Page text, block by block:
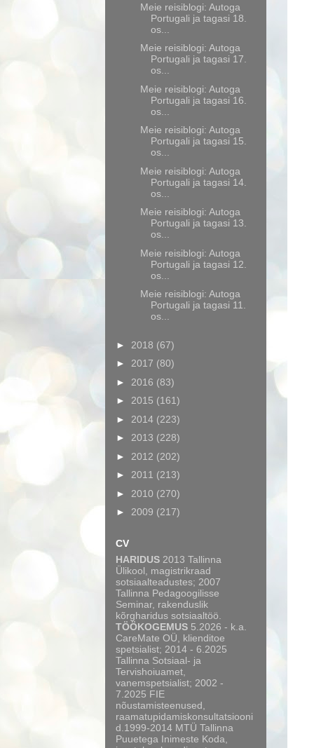
Meie reisiblogi: Autoga
Portugali ja tagasi 18.
os...
Meie reisiblogi: Autoga
Portugali ja tagasi 17.
os...
Meie reisiblogi: Autoga
Portugali ja tagasi 16.
os...
Meie reisiblogi: Autoga
Portugali ja tagasi 15.
os...
Meie reisiblogi: Autoga
Portugali ja tagasi 14.
os...
Meie reisiblogi: Autoga
Portugali ja tagasi 13.
os...
Meie reisiblogi: Autoga
Portugali ja tagasi 12.
os...
Meie reisiblogi: Autoga
Portugali ja tagasi 11.
os...
► 2018 (67)
► 2017 (80)
► 2016 (83)
► 2015 (161)
► 2014 (223)
► 2013 (228)
► 2012 (202)
► 2011 (213)
► 2010 (270)
► 2009 (217)
CV
HARIDUS 2013 Tallinna
Ülikool, magistrikraad
sotsiaalteadustes; 2007
Tallinna Pedagoogilisse
Seminar, rakenduslik
kõrgharidus sotsiaaltöö.
TÖÖKOGEMUS 5.2026 - k.a.
CareMate OÜ, klienditoe
spetsialist; 2014 - 6.2025
Tallinna Sotsiaal- ja
Tervishoiuamet,
vanemspetsialist; 2002 -
7.2025 FIE
nõustamisteenused,
raamatupidamiskonsultatsiooni
d.1999-2014 MTÜ Tallinna
Puuetega Inimeste Koda,